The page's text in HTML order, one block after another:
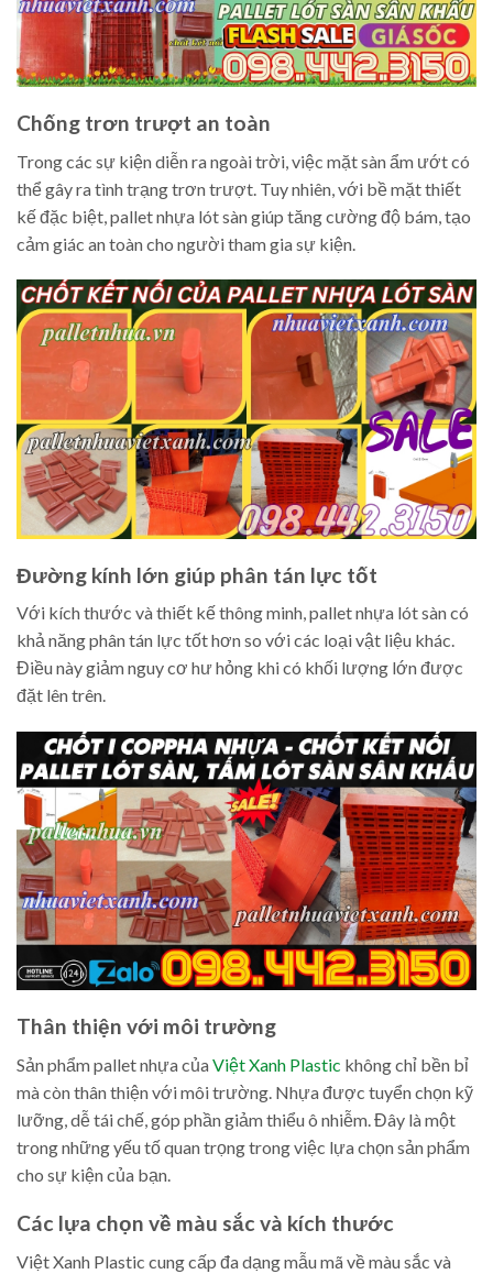
Chống trơn trượt an toàn
Trong các sự kiện diễn ra ngoài trời, việc mặt sàn ẩm ướt có
thể gây ra tình trạng trơn trượt. Tuy nhiên, với bề mặt thiết
kế đặc biệt, pallet nhựa lót sàn giúp tăng cường độ bám, tạo
cảm giác an toàn cho người tham gia sự kiện.
Đường kính lớn giúp phân tán lực tốt
Với kích thước và thiết kế thông minh, pallet nhựa lót sàn có
khả năng phân tán lực tốt hơn so với các loại vật liệu khác.
Điều này giảm nguy cơ hư hỏng khi có khối lượng lớn được
đặt lên trên.
Thân thiện với môi trường
Sản phẩm pallet nhựa củaViệt Xanh Plastic không chỉ bền bỉ
mà còn thân thiện với môi trường. Nhựa được tuyển chọn kỹ
lưỡng, dễ tái chế, góp phần giảm thiểu ô nhiễm. Đây là một
trong những yếu tố quan trọng trong việc lựa chọn sản phẩm
cho sự kiện của bạn.
Các lựa chọn về màu sắc và kích thước
Việt Xanh Plastic cung cấp đa dạng mẫu mã về màu sắc và